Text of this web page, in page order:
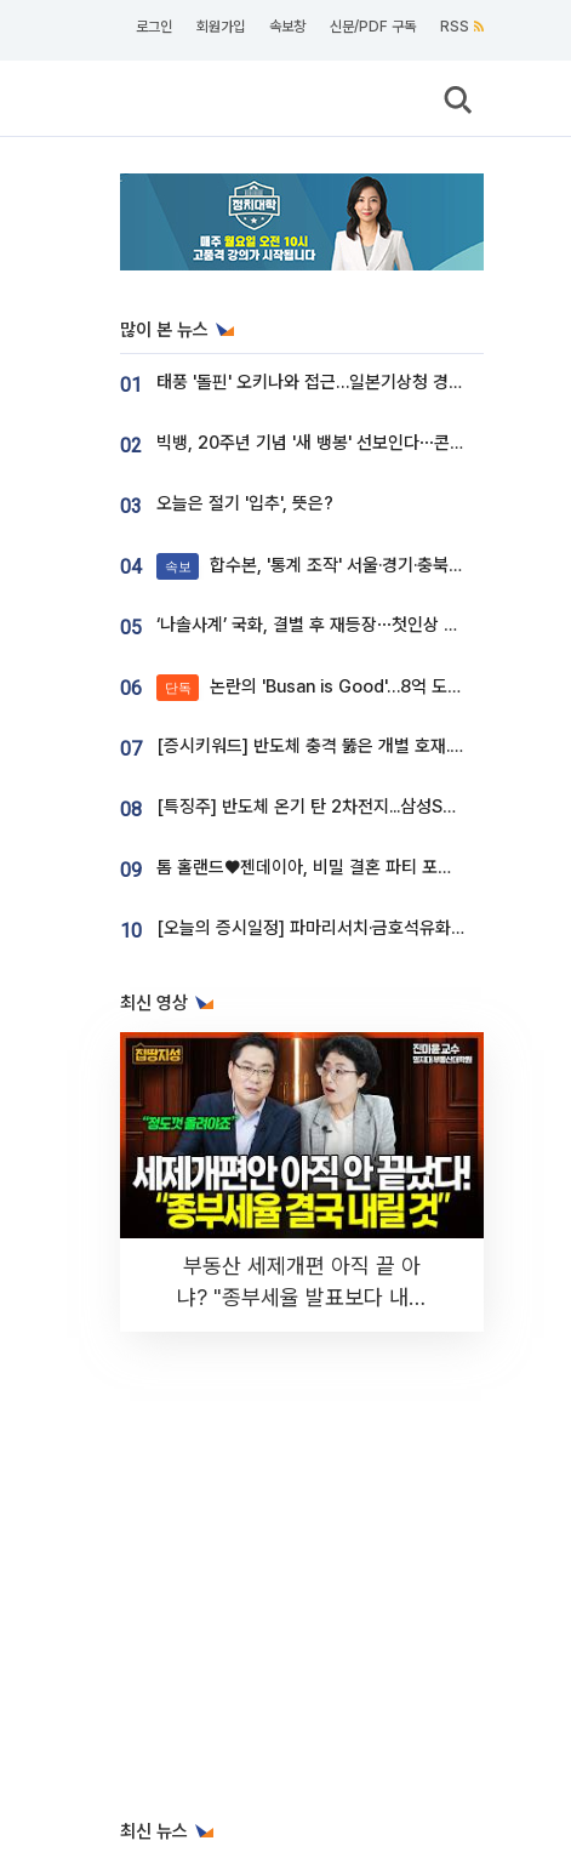
로그인 회원가입 속보창 신문/PDF 구독 RSS
많이 본 뉴스
01 태풍 '돌핀' 오키나와 접근…일본기상청 경로 업데이트
02 빅뱅, 20주년 기념 '새 뱅봉' 선보인다⋯콘서트 앞두고 팝업 개최
03 오늘은 절기 '입추', 뜻은?
04 속보 합수본, '통계 조작' 서울·경기·충북 선관위 등 추가 압수수색
05 ‘나솔사계’ 국화, 결별 후 재등장⋯첫인상 투표 휩쓸고 ‘인기녀’ 등극
06 단독 논란의 'Busan is Good'…8억 도시브랜드, 용산 대통령실 CI 업체가 수행
07 [증시키워드] 반도체 충격 뚫은 개별 호재...포스코퓨처엠·에코프로·한화솔루션 '눈길'
08 [특징주] 반도체 온기 탄 2차전지...삼성SDI, 장 초반 7% 넘게 껑충
09 톰 홀랜드♥젠데이아, 비밀 결혼 파티 포착⋯호텔 대관비만 9억
10 [오늘의 증시일정] 파마리서치·금호석유화학·코오롱인더·상상인증권 등
최신 영상
부동산 세제개편 아직 끝 아
냐? "종부세율 발표보다 내릴
최신 뉴스